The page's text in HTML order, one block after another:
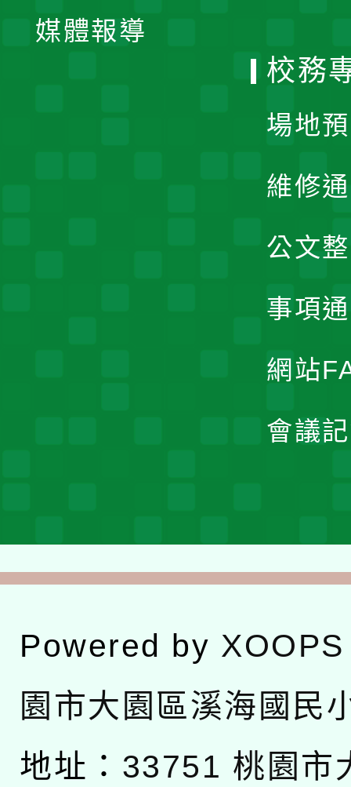
媒體報導
校務
場地
維修
公文
事項
網站
會議
Powered by XOOPS
園市大園區溪海國民
地址： 33751 桃園市